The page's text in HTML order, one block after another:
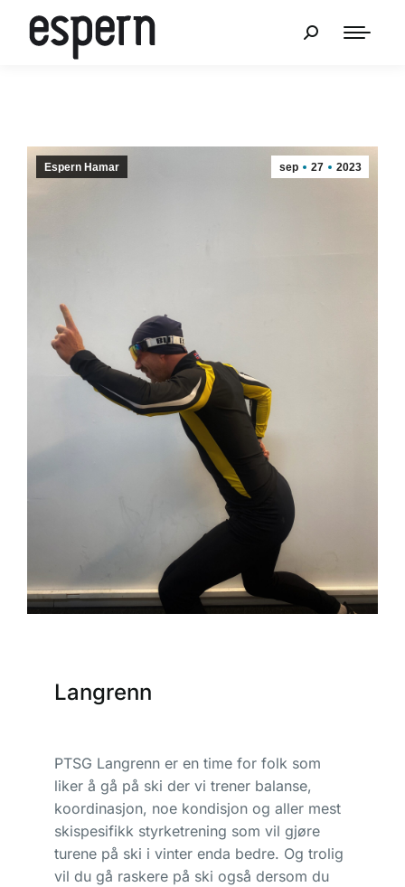
sep 27 2023
Espern Hamar
Langrenn
PTSG Langrenn er en time for folk som
liker å gå på ski der vi trener balanse,
koordinasjon, noe kondisjon og aller mest
skispesifikk styrketrening som vil gjøre
turene på ski i vinter enda bedre. Og trolig
vil du gå raskere på ski også dersom du